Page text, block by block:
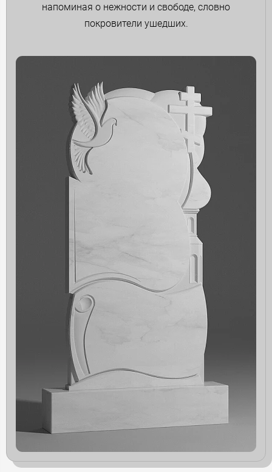
напоминая о нежности и свободе, словно
покровители ушедших.